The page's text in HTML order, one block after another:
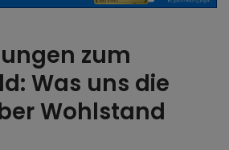
zum
Was uns die
Wohlstand